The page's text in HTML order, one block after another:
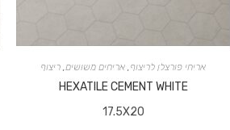
אריחי פורצלן לריצוף אריחים משושים ריצוף
HEXATILE CEMENT WHITE
17.5X20